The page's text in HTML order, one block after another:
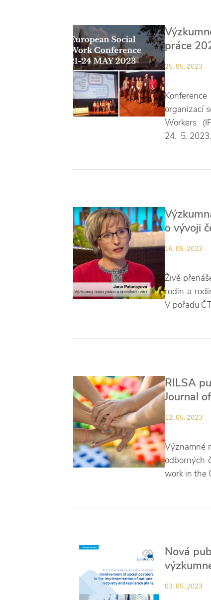
práce
25. 05. 2023
organizací
Workers
24. 5.
o vývoji
16. 05. 2023
Živě
rodin a
V pořadu
RILSA
Journal
12. 05. 2023
Významné
odborných
work in the
Nová
03. 05. 2023